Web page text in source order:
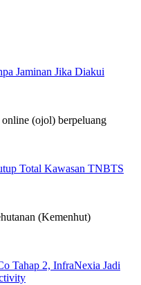
Jaminan Jika Diakui
(ojol) berpeluang
Total Kawasan TNBTS
(Kemenhut)
Tahap 2, InfraNexia Jadi